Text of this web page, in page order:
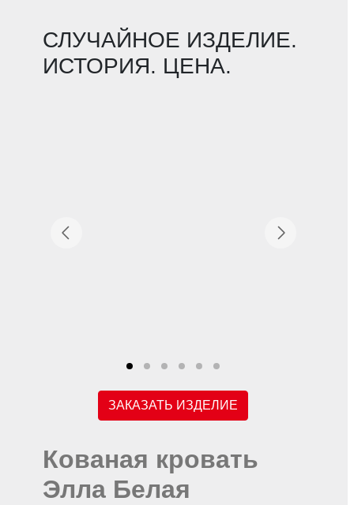
СЛУЧАЙНОЕ ИЗДЕЛИЕ.
ИСТОРИЯ. ЦЕНА.
ЗАКАЗАТЬ ИЗДЕЛИЕ
Кованая кровать
Элла Белая